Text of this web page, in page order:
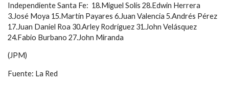
Independiente Santa Fe: 18.Miguel Solís 28.Edwin Herrera
3.José Moya 15.Martín Payares 6.Juan Valencia 5.Andrés Pérez
17.Juan Daniel Roa 30.Arley Rodríguez 31.John Velásquez
24.Fabio Burbano 27.John Miranda
(JPM)
Fuente: La Red